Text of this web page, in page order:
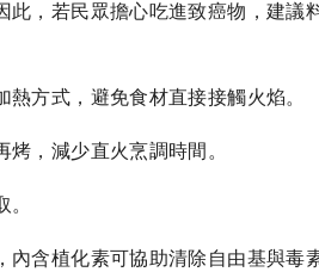
此，若民眾擔心吃進致癌物，建議
熱方式，避免食材直接接觸火焰。
烤，減少直火烹調時間。
內含植化素可協助清除自由基與毒素